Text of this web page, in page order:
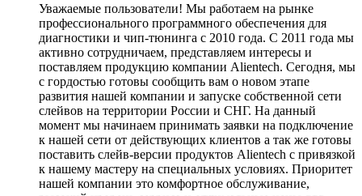
Уважаемые пользователи! Мы работаем на рынке
профессионального программного обеспечения для
диагностики и чип-тюнинга с 2010 года. С 2011 года мы
активно сотрудничаем, представляем интересы и
поставляем продукцию компании Alientech. Сегодня, мы
с гордостью готовы сообщить вам о новом этапе
развития нашей компании и запуске собственной сети
слейвов на территории России и СНГ. На данный
момент мы начинаем принимать заявки на подключение
к нашей сети от действующих клиентов а так же готовы
поставить слейв-версии продуктов Alientech с привязкой
к нашему мастеру на специальных условиях. Приоритет
нашей компании это комфортное обслуживание,